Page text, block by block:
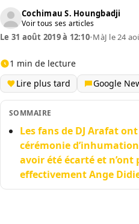
Cochimau S. Houngbadji
Voir tous ses articles
Le 31 août 2019 à 12:10•MàJ le 24
1 min de lecture
Lire plus tard
Google
SOMMAIRE
Les fans de DJ Arafat
cérémonie
avoir été écarté et n’ont
effectivement Ange